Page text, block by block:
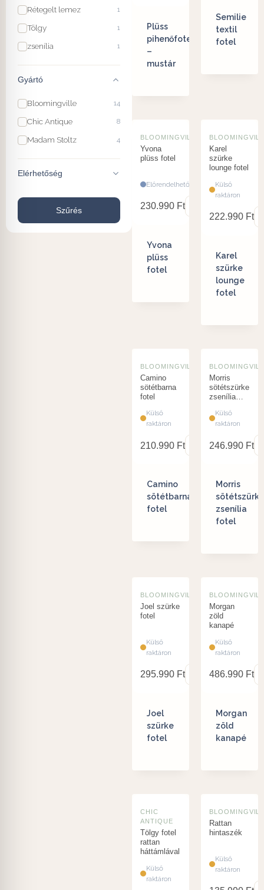
Rétegelt lemez 1
Tölgy 1
zsenília 1
Gyártó
Bloomingville 14
Chic Antique 8
Madam Stoltz 4
Elérhetőség
Szűrés
Plüss
pihenőfotel
–
mustár
Semilie
textil
fotel
BLOOMINGVILLE
Yvona
plüss fotel
Előrendelhető
230.990 Ft
Yvona
plüss
fotel
Karel
szürke
lounge fotel
Külső
raktáron
222.990 Ft
Karel
szürke
lounge
fotel
BLOOMINGVILLE
Camino
sötétbarna
fotel
Külső
raktáron
210.990 Ft
Camino
sötétbarna
fotel
Morris
sötétszürke
zsenília
Külső
raktáron
246.990 Ft
Morris
sötétszürke
zsenília
fotel
BLOOMINGVILLE
Joel szürke
fotel
Külső
raktáron
295.990 Ft
Joel
szürke
fotel
Morgan
zöld
kanapé
Külső
raktáron
486.990 Ft
Morgan
zöld
kanapé
CHIC
ANTIQUE
Tölgy fotel
rattan
háttámlával
Külső
raktáron
Rattan
hintaszék
Külső
raktáron